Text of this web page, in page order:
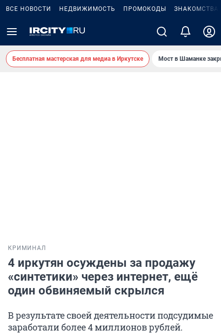
ВСЕ НОВОСТИ НЕДВИЖИМОСТЬ ПРОМОКОДЫ ЗНАКОМСТВА
Бесплатная мастерская для медиа в Иркутске Мост в Шаманке
КРИМИНАЛ
4 иркутян осуждены за продажу
«синтетики» через интернет, ещё
один обвиняемый скрылся
В результате своей деятельности подсудимые
заработали более 4 миллионов рублей.